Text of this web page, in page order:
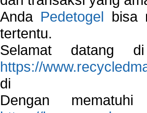
Anda Pedetogel bisa
tertentu.
Selamat datang
https://
di
Dengan